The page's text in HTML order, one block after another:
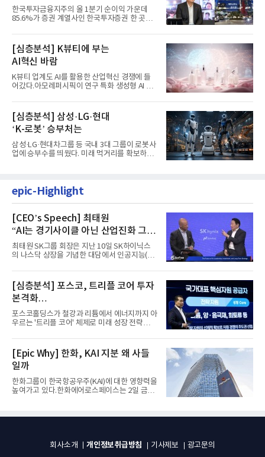
발걸음이 신중해진 배경은?
한국투자금융지주의 올 1분기 순이익 가운데
85.6%가 증권 계열사인 한국투자증권 한 곳에
[심층분석] K뷰티에 부는
AI혁신 바람
K뷰티 업계도 AI를 활용한 산업혁신 경쟁에 들
어갔다.아모레퍼시픽이 연구 특화 생성형 AI 플
[심층분석] 삼성·LG·현대
‘K-로봇’ 승부처는
삼성·LG·현대차그룹 등 국내 3대 그룹이 로봇사
업에 승부수를 띄웠다. 미래 먹거리를 확보하기
epic-Highlight
[CEO’s Speech] 최태원
“AI는 경기사이클 아닌 산업진화 그
자체”
최태원 SK그룹 회장은 지난 10일 SK하이닉스
의 나스닥 상장을 기념한 대담에서 인공지능(AI)
[심층분석] 포스코, 트리플 코어 투자
본격화
16조7천억원 투자 재원 마련 전략은?
포스코홀딩스가 철강과 리튬에서 에너지까지 아
우르는 '트리플 코어' 체제로 미래 성장 전략을
[Epic Why] 한화, KAI 지분 왜 사들
일까
한화그룹이 한국항공우주(KAI)에 대한 영향력을
높여가고 있다.한화에어로스페이스는 2일 금융
회사소개 개인정보취급방침 기사제보 광고문의